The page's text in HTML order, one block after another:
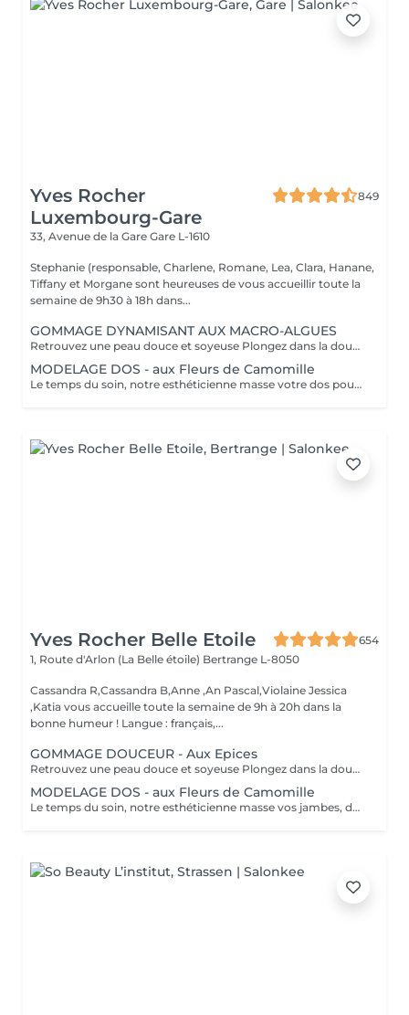
Yves Rocher
Luxembourg-Gare
849
33, Avenue de la Gare Gare L-1610
Stephanie (responsable, Charlene, Romane, Lea, Clara, Hanane,
Tiffany et Morgane sont heureuses de vous accueillir toute la
semaine de 9h30 à 18h dans...
GOMMAGE DYNAMISANT AUX MACRO-ALGUES
Retrouvez une peau douce et soyeuse Plongez dans la douceur tropicale dIndonésie à travers les notes épicées des huiles essentielles de Girofle et de Muscade. Ce gommage aux effluves chauds et naturels vous transporte tout en exfoliant délicatement votre peau : elle est douce, lumineuse et satinée.
MODELAGE DOS - aux Fleurs de Camomille
Le temps du soin, notre esthéticienne masse votre dos pour un confort sans précédent.
Yves Rocher Belle Etoile
654
1, Route d'Arlon (La Belle étoile) Bertrange L-8050
Cassandra R,Cassandra B,Anne ,An Pascal,Violaine Jessica
,Katia vous accueille toute la semaine de 9h à 20h dans la
bonne humeur ! Langue : français,...
GOMMAGE DOUCEUR - Aux Epices
Retrouvez une peau douce et soyeuse Plongez dans la douceur tropicale dIndonésie à travers les notes épicées des huiles essentielles de Girofle et de Muscade. Ce gommage aux effluves chauds et naturels vous transporte tout en exfoliant délicatement votre peau : elle est douce, lumineuse et satinée.
MODELAGE DOS - aux Fleurs de Camomille
Le temps du soin, notre esthéticienne masse vos jambes, des orteils à la taille dans un mouvement tonique qui active la microcirculation et leurs procure un confort sans précédent. Bénéfices : Vos jambes retrouvent fraicheur et légèreté.